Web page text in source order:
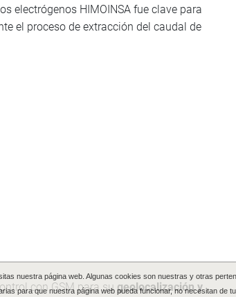
electrógenos HIMOINSA fue clave para
el proceso de extracción del caudal de
con GSM para sugeolocalización y
nuestra página web. Algunas cookies son nuestras y otras
para que nuestra página web pueda funcionar, no necesitan de tu